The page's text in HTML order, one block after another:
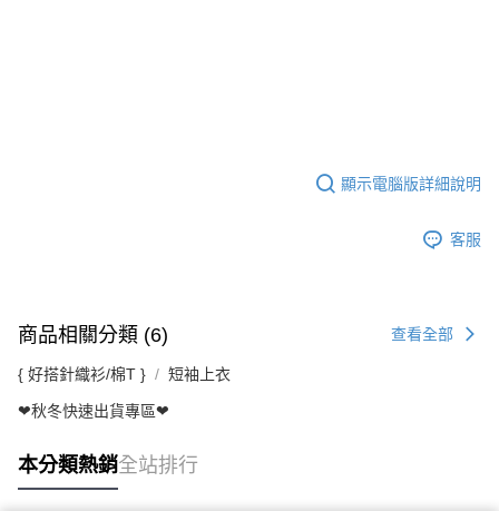
顯示電腦版詳細說明
客服
商品相關分類 (6) 查看全部
{ 好搭針織衫/棉T } 短袖上衣
❤秋冬快速出貨專區❤
本分類熱銷全站排行